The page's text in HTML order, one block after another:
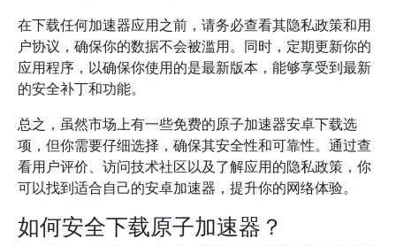
在下载任何加速器应用之前，请务必查看其隐私政策和用
户协议，确保你的数据不会被滥用。同时，定期更新你的
应用程序，以确保你使用的是最新版本，能够享受到最新
的安全补丁和功能。
总之，虽然市场上有一些免费的原子加速器安卓下载选
项，但你需要仔细选择，确保其安全性和可靠性。通过查
看用户评价、访问技术社区以及了解应用的隐私政策，你
可以找到适合自己的安卓加速器，提升你的网络体验。
如何安全下载原子加速器？